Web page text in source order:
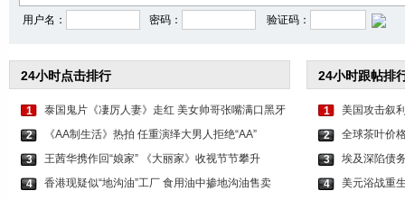
用户名： 密码： 验证码：
24小时点击排行
1
泰国鬼片《凄厉人妻》走红 美女帅哥张嘴满口黑牙
2
《AA制生活》热拍 任重演绎大男人拒绝“AA”
3
王茜华携作回“娘家” 《大丽家》收视节节攀升
4
香港现疑似“地沟油”工厂 食用油中掺地沟油售卖
24小时跟帖排
1
美国攻击叙
2
全球茶叶价
3
埃及深陷债
4
美元浴战重